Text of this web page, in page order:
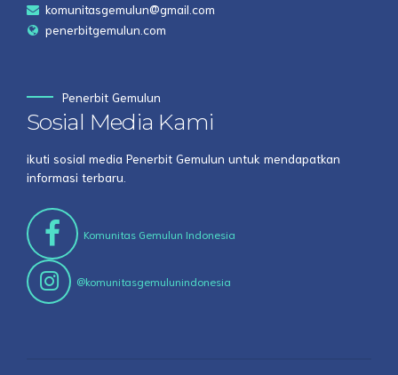
komunitasgemulun@gmail.com
penerbitgemulun.com
Penerbit Gemulun
Sosial Media Kami
ikuti sosial media Penerbit Gemulun untuk mendapatkan
informasi terbaru.
Komunitas Gemulun Indonesia
@komunitasgemulunindonesia